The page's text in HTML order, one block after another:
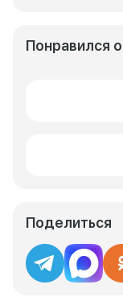
Понравился
Поделиться